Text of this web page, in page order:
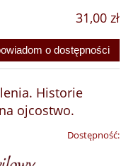
31,00 zł
o dostępności
Historie
ojcostwo.
Dostępność: